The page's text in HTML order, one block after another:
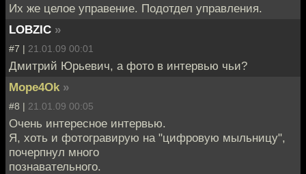
Их же целое управение. Подотдел управления.
LOBZIC »
#7 | 21.01.09 00:01
Дмитрий Юрьевич, а фото в интервью чьи?
Mope4Ok »
#8 | 21.01.09 00:05
Очень интересное интервью.
Я, хоть и фотогравирую на "цифровую мыльницу",
почерпнул много
познавательного.